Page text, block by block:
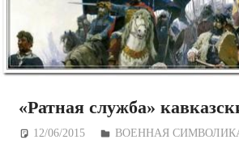
«Ратная служба»
12/06/2015 Дежурный по Редакции
ВОЕННАЯ